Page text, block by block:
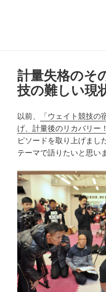
計量失格のそ
技の難しい
以前、
「ウェイト競技
げ、計量後のリカバリー
ピソードを取り上げまし
テーマで語りたいと思い